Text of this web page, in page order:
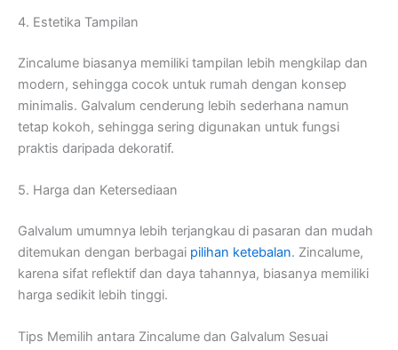
4. Estetika Tampilan
Zincalume biasanya memiliki tampilan lebih mengkilap dan
modern, sehingga cocok untuk rumah dengan konsep
minimalis. Galvalum cenderung lebih sederhana namun
tetap kokoh, sehingga sering digunakan untuk fungsi
praktis daripada dekoratif.
5. Harga dan Ketersediaan
Galvalum umumnya lebih terjangkau di pasaran dan mudah
ditemukan dengan berbagai pilihan ketebalan. Zincalume,
karena sifat reflektif dan daya tahannya, biasanya memiliki
harga sedikit lebih tinggi.
Tips Memilih antara Zincalume dan Galvalum Sesuai